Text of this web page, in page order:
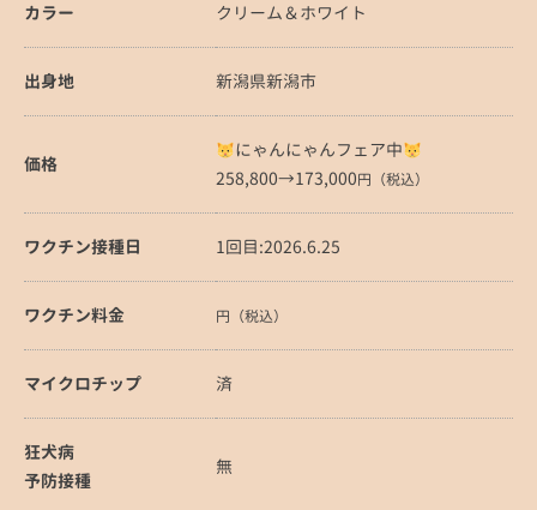
カラー クリーム＆ホワイト
出身地 新潟県新潟市
価格
にゃんにゃんフェア中
258,800→173,000円（税込）
ワクチン接種日 1回目:2026.6.25
ワクチン料金 円（税込）
マイクロチップ 済
狂犬病
予防接種
無